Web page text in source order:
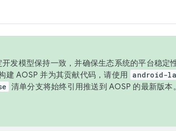
发模型保持一致，并确保生态系统的平台稳定
建 AOSP 并为其贡献代码，请使用 android-
清单分支将始终引用推送到 AOSP 的最新版